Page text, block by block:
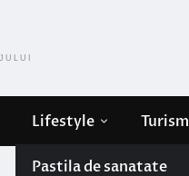
Lifestyle
Pastila de sanatate
Turism